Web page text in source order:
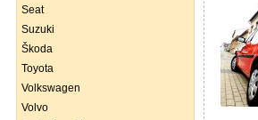
Seat
Suzuki
Škoda
Toyota
Volkswagen
Volvo